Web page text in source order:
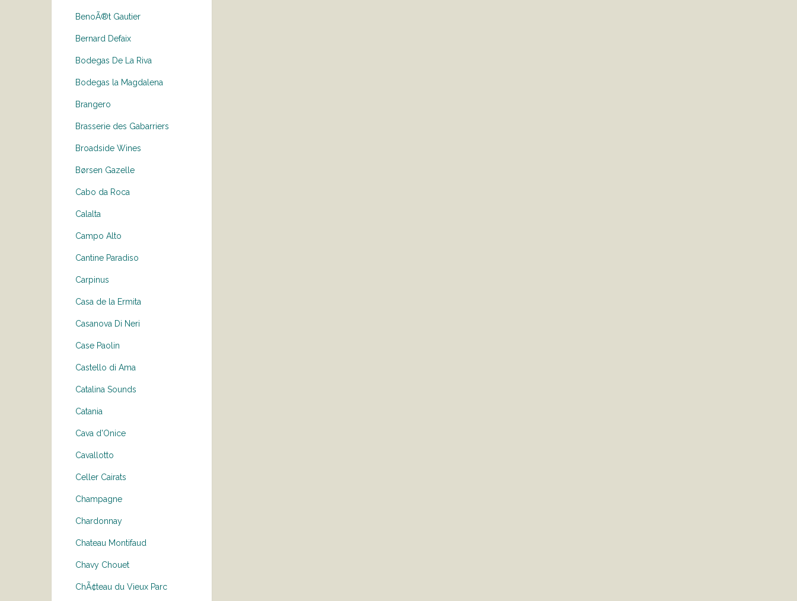
BenoÃ®t Gautier
Bernard Defaix
Bodegas De La Riva
Bodegas la Magdalena
Brangero
Brasserie des Gabarriers
Broadside Wines
Børsen Gazelle
Cabo da Roca
Calalta
Campo Alto
Cantine Paradiso
Carpinus
Casa de la Ermita
Casanova Di Neri
Case Paolin
Castello di Ama
Catalina Sounds
Catania
Cava d'Onice
Cavallotto
Celler Cairats
Champagne
Chardonnay
Chateau Montifaud
Chavy Chouet
ChÃ¢teau du Vieux Parc